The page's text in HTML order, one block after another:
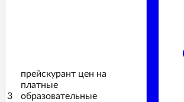
3
прейскурант цен на
платные
образовательные